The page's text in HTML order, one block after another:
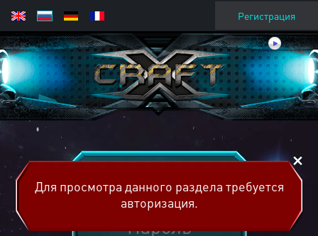
Регистрация
Для просмотра данного раздела требуется
авторизация.